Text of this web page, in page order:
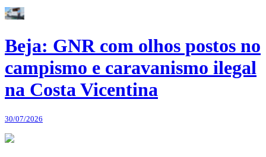
Beja: GNR com olhos postos no
campismo e caravanismo ilegal
na Costa Vicentina
30/07/2026